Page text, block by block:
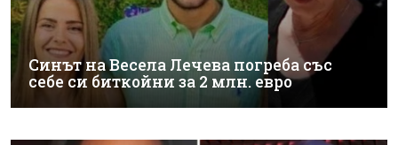
Синът на Весела Лечева погреба със
себе си биткойни за 2 млн. евро